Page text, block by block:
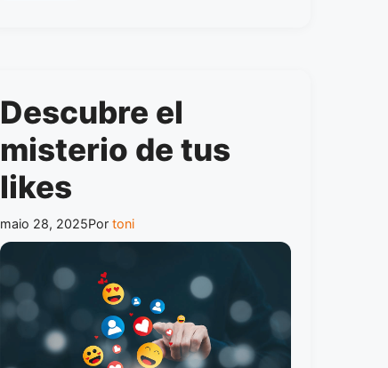
Descubre el
misterio de tus
likes
maio 28, 2025Por toni